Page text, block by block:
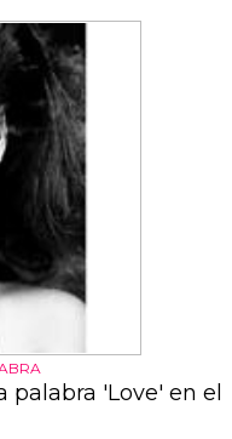
palabra 'Love' en el